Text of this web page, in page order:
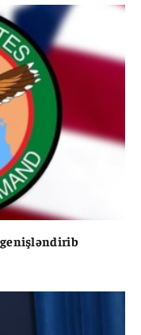
genişləndirib